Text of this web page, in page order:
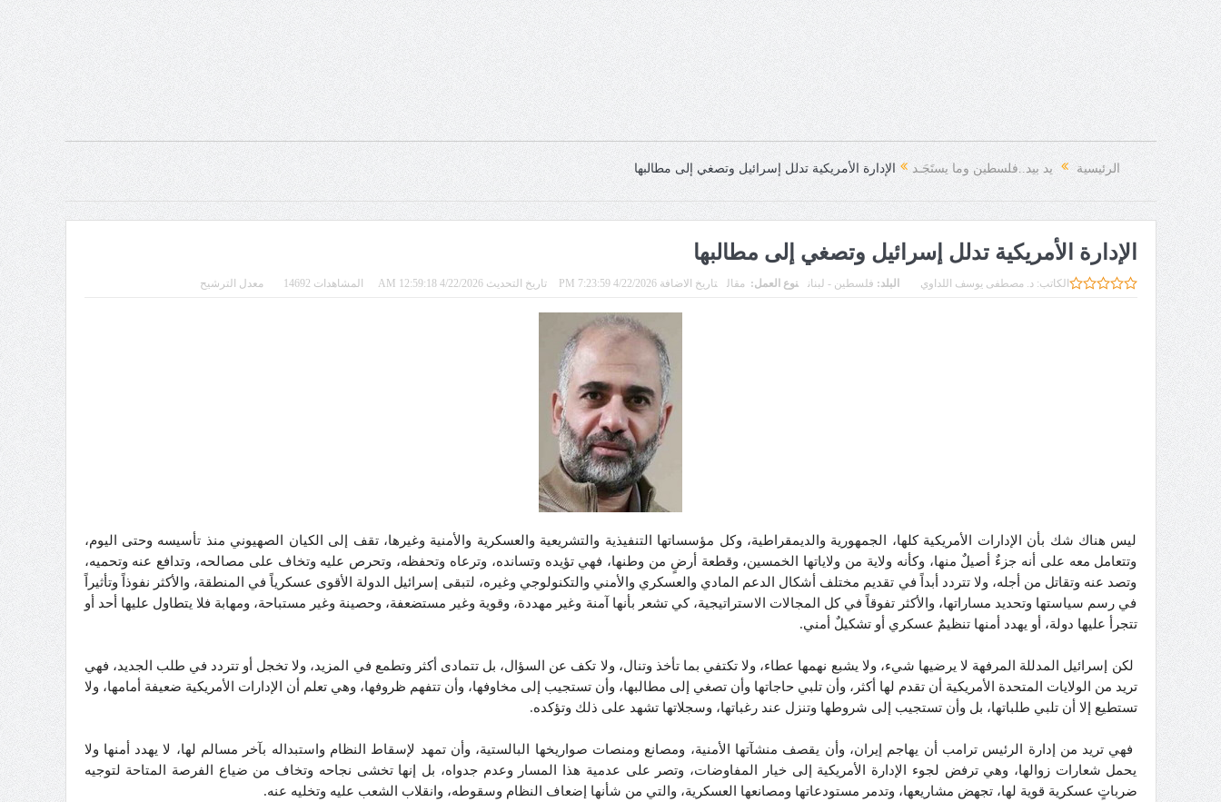
الرئيسية يد بيد..فلسطين وما يستَجَـد الإدارة الأمريكية تدلل إسرائيل وتصغي إلى مطالبها
الإدارة الأمريكية تدلل إسرائيل وتصغي إلى مطالبها
الكاتب:د. مصطفى يوسف اللداوي البلد: فلسطين - لبنان نوع العمل:مقال تاريخ الاضافة 4/22/2026 7:23:59 PM تاريخ التحديث 4/22/2026 12:59:18 AM المشاهدات 14692 معدل الترشيح
ليس هناك شك بأن الإدارات الأمريكية كلها، الجمهورية والديمقراطية، وكل مؤسساتها التنفيذية والتشريعية والعسكرية والأمنية وغيرها، تقف إلى الكيان الصهيوني منذ تأسيسه وحتى اليوم،
وتتعامل معه على أنه جزءٌ أصيلٌ منها، وكأنه ولاية من ولاياتها الخمسين، وقطعة أرضٍ من وطنها، فهي تؤيده وتسانده، وترعاه وتحفظه، وتحرص عليه وتخاف على مصالحه، وتدافع عنه وتحميه،
وتصد عنه وتقاتل من أجله، ولا تتردد أبداً في تقديم مختلف أشكال الدعم المادي والعسكري والأمني والتكنولوجي وغيره، لتبقى إسرائيل الدولة الأقوى عسكرياً في المنطقة، والأكثر نفوذاً وتأثيراً
في رسم سياستها وتحديد مساراتها، والأكثر تفوقاً في كل المجالات الاستراتيجية، كي تشعر بأنها آمنة وغير مهددة، وقوية وغير مستضعفة، وحصينة وغير مستباحة، ومهابة فلا يتطاول عليها أحد أو
تتجرأ عليها دولة، أو يهدد أمنها تنظيمٌ عسكري أو تشكيلٌ أمني.
لكن إسرائيل المدللة المرفهة لا يرضيها شيء، ولا يشبع نهمها عطاء، ولا تكتفي بما تأخذ وتنال، ولا تكف عن السؤال، بل تتمادى أكثر وتطمع في المزيد، ولا تخجل أو تتردد في طلب الجديد، فهي
تريد من الولايات المتحدة الأمريكية أن تقدم لها أكثر، وأن تلبي حاجاتها وأن تصغي إلى مطالبها، وأن تستجيب إلى مخاوفها، وأن تتفهم ظروفها، وهي تعلم أن الإدارات الأمريكية ضعيفة أمامها، ولا
تستطيع إلا أن تلبي طلباتها، بل وأن تستجيب إلى شروطها وتنزل عند رغباتها، وسجلاتها تشهد على ذلك وتؤكده.
فهي تريد من إدارة الرئيس ترامب أن يهاجم إيران، وأن يقصف منشآتها الأمنية، ومصانع ومنصات صواريخها البالستية، وأن تمهد لإسقاط النظام واستبداله بآخر مسالم لها، لا يهدد أمنها ولا
يحمل شعارات زوالها، وهي ترفض لجوء الإدارة الأمريكية إلى خيار المفاوضات، وتصر على عدمية هذا المسار وعدم جدواه، بل إنها تخشى نجاحه وتخاف من ضياع الفرصة المتاحة لتوجيه
ضرباتٍ عسكرية قوية لها، تجهض مشاريعها، وتدمر مستودعاتها ومصانعها العسكرية، والتي من شأنها إضعاف النظام وسقوطه، وانقلاب الشعب عليه وتخليه عنه.